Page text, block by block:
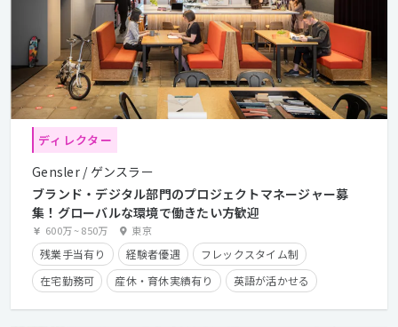
ディレクター
Gensler / ゲンスラー
ブランド・デジタル部門のプロジェクトマネージャー募
集！グローバルな環境で働きたい方歓迎
600万~850万 東京
残業手当有り 経験者優遇
フレックスタイム制
在宅勤務可
産休・育休実績有り
英語が活かせる
クライアントとの直接取引多数